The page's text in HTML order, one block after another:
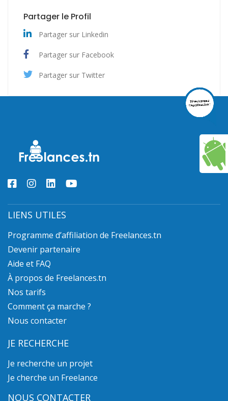
Partager le Profil
Partager sur Linkedin
Partager sur Facebook
Partager sur Twitter
LIENS UTILES
Programme d’affiliation de Freelances.tn
Devenir partenaire
Aide et FAQ
À propos de Freelances.tn
Nos tarifs
Comment ça marche ?
Nous contacter
JE RECHERCHE
Je recherche un projet
Je cherche un Freelance
NOUS CONTACTER